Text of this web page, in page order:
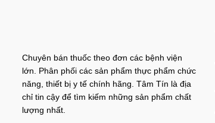
Chuyên bán thuốc theo đơn các bệnh viện
lớn. Phân phối các sản phẩm thực phẩm chức
năng, thiết bị y tế chính hãng. Tâm Tín là địa
chỉ tin cậy để tìm kiếm những sản phẩm chất
lượng nhất.